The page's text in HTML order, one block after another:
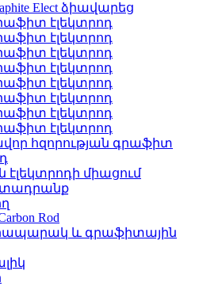
Elect ձիավարեց
էլեկտրոդ
էլեկտրոդ
էլեկտրոդ
էլեկտրոդ
էլեկտրոդ
էլեկտրոդ
էլեկտրոդ
էլեկտրոդ
հզորության գրաֆիտ
միացում
Rod
և գրաֆիտային